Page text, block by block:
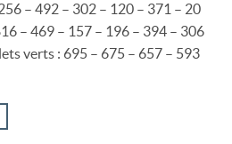
– 492 – 302 – 120 – 371 – 20
– 469 – 157 – 196 – 394 – 306
verts : 695 – 675 – 657 – 593